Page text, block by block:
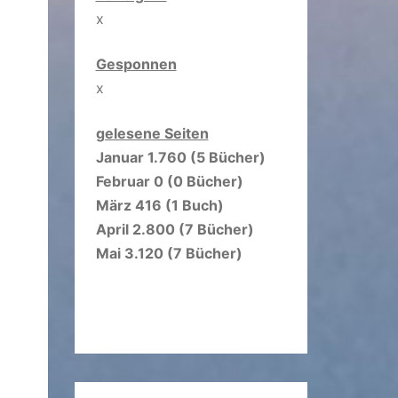
x
Gesponnen
x
gelesene Seiten
Januar 1.760 (5 Bücher)
Februar 0 (0 Bücher)
März 416 (1 Buch)
April 2.800 (7 Bücher)
Mai 3.120 (7 Bücher)